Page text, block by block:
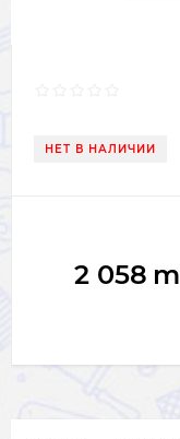
НЕТ В НАЛИЧИИ
2 058 m